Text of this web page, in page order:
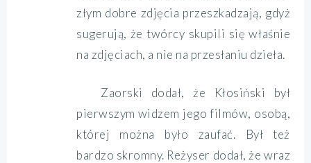
złym dobre zdjęcia przeszkadzają, gdyż
sugerują, że twórcy skupili się właśnie
na zdjęciach, a nie na przesłaniu dzieła.
Zaorski dodał, że Kłosiński był
pierwszym widzem jego filmów, osobą,
której można było zaufać. Był też
bardzo skromny. Reżyser dodał, że wraz